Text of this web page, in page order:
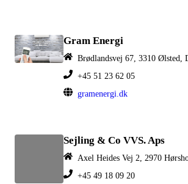
Gram Energi
Brødlandsvej 67, 3310 Ølsted,
+45 51 23 62 05
gramenergi.dk
Sejling & Co VVS. Aps
Axel Heides Vej 2, 2970
+45 49 18 09 20